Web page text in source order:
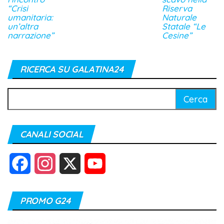
“Crisi
umanitaria:
un’altra
narrazione”
Riserva
Naturale
Statale “Le
Cesine”
RICERCA SU GALATINA24
per:
CANALI SOCIAL
c s
PROMO G24